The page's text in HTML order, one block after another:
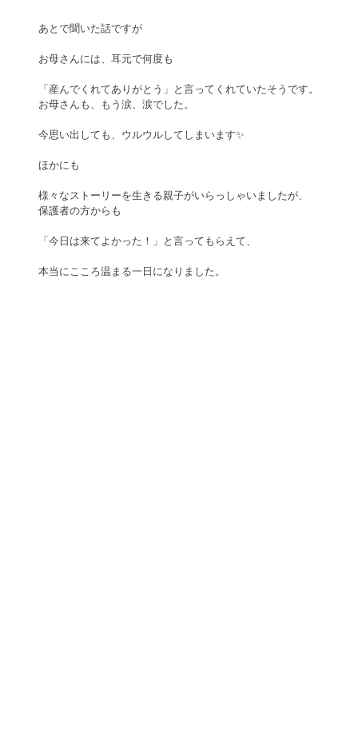
あとで聞いた話ですが
お母さんには、耳元で何度も
「産んでくれてありがとう」と言ってくれていたそうです。
お母さんも、もう涙、涙でした。
今思い出しても、ウルウルしてしまいます✨
ほかにも
様々なストーリーを生きる親子がいらっしゃいましたが、
保護者の方からも
「今日は来てよかった！」と言ってもらえて、
本当にこころ温まる一日になりました。